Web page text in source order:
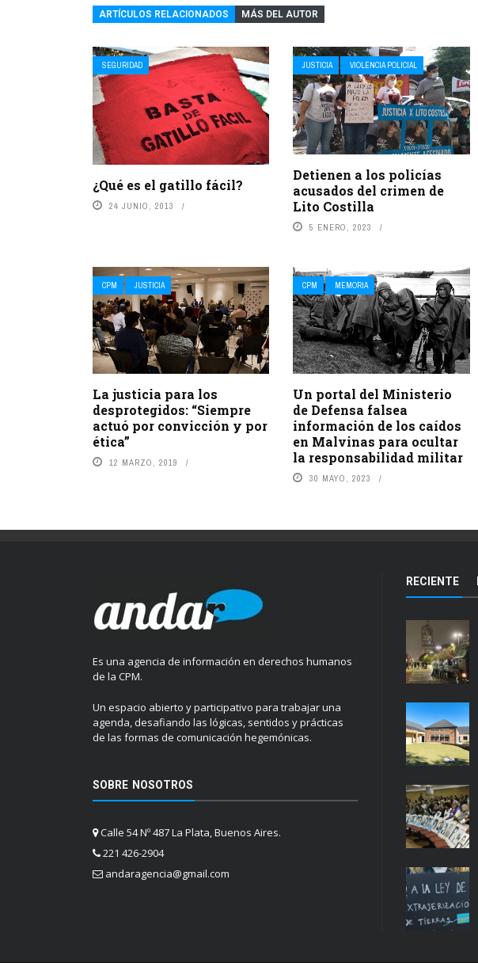
ARTÍCULOS RELACIONADOS MÁS DEL AUTOR
SEGURIDAD
¿Qué es el gatillo fácil?
24 JUNIO, 2013
JUSTICIA VIOLENCIA POLICIAL
Detienen a los policías
acusados del crimen de
Lito Costilla
5 ENERO, 2023
CPM JUSTICIA
La justicia para los
desprotegidos: “Siempre
actuó por convicción y por
ética”
12 MARZO, 2019
CPM MEMORIA
Un portal del Ministerio
de Defensa falsea
información de los caídos
en Malvinas para ocultar
la responsabilidad militar
30 MAYO, 2023
Es una agencia de información en derechos humanos
de la CPM.
Un espacio abierto y participativo para trabajar una
agenda, desafiando las lógicas, sentidos y prácticas
de las formas de comunicación hegemónicas.
SOBRE NOSOTROS
Calle 54 Nº 487 La Plata, Buenos Aires.
221 426-2904
andaragencia@gmail.com
RECIENTE